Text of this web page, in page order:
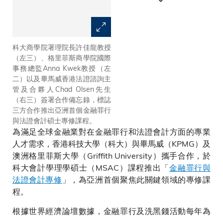
科大商學院署理院長許佳龍教授
（左三）、格里菲斯商學院國際
事務總監Anna Kwek教授（左
二）以及畢馬威香港法證諮詢主
管及合夥人Chad Olsen先生
（右三）簽署合作備忘錄，標誌
三方合作推出亞洲首個金融罪行
與法證會計碩士專修課程。
教育副教授兼會計學碩士課程學
術主任謝宏忠教授（後排右一）
及格里菲斯商學院金融犯罪調查
與合規學院院長Andreas CHAI
教授（前排右一），與三間機構
的代表合照。
為滿足全球金融業對在金融罪行和法證會計方面的專業
人才需求，香港科技大學（科大）與畢馬威（KPMG）及
澳洲格里菲斯大學（Griffith University）攜手合作，於
科大會計學理學碩士（MSAC）課程推出「金融罪行與
法證會計專修 」，為亞洲首個聚焦此關鍵領域的專修課
程。
根據世界經濟論壇數據，金融罪行及洗黑錢活動每年為